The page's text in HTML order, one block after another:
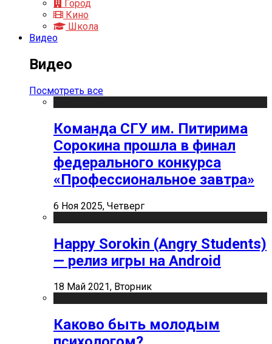
Город
Кино
Школа
Видео
Видео
Посмотреть все
Команда СГУ им. Питирима
Сорокина прошла в финал
федерального конкурса
«Профессиональное завтра»
6 Ноя 2025, Четверг
Happy Sorokin (Angry Students)
— релиз игры на Android
18 Май 2021, Вторник
Каково быть молодым